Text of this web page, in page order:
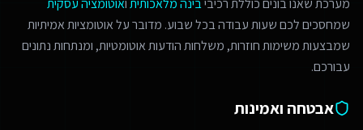
מערכת שאנו בונים כוללת רכיביבינה מלאכותיתואוטומציה עסקית
שמחסכים לכם שעות עבודה בכל שבוע. מדובר על אוטומציות אמיתיות
שמבצעות משימות חוזרות, משלחות הודעות אוטומטיות, ומנתחות נתונים
עבורכם.
אבטחה ואמינות